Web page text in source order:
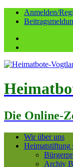
Anmelden/
Die Online-
Wir über uns
Archiv